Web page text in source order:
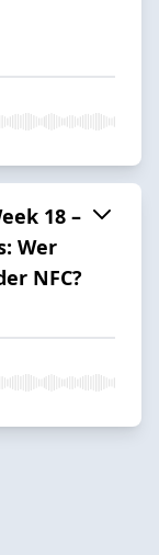
18 –
Wer
NFC?